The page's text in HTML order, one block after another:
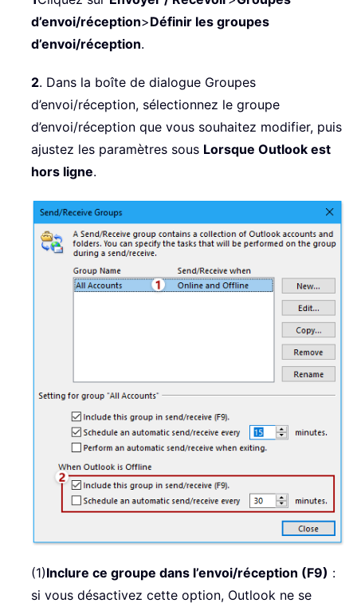
d’envoi/réception>Définir les groupes
d’envoi/réception.
2. Dans la boîte de dialogue Groupes
d’envoi/réception, sélectionnez le groupe
d’envoi/réception que vous souhaitez modifier, puis
ajustez les paramètres sous Lorsque Outlook est
hors ligne.
(1)Inclure ce groupe dans l’envoi/réception (F9) :
si vous désactivez cette option, Outlook ne se